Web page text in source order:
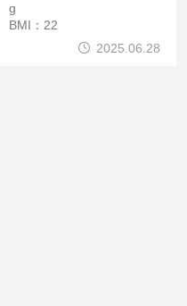
g
BMI：22
2025.06.28